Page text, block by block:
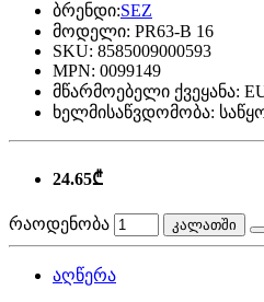
ბრენდი:SEZ
მოდელი: PR63-B 16
SKU: 8585009000593
MPN: 0099149
მწარმოებელი ქვეყანა:
ხელმისაწვდომობა:
24.65₾
რაოდენობა კალათში
აღწერა